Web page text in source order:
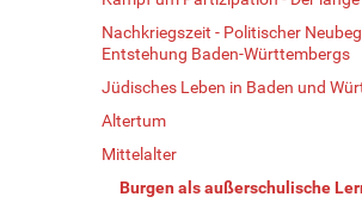
Nachkriegszeit - Politischer
Entstehung Baden-Württembergs
Jüdisches Leben in Baden und
Altertum
Mittelalter
Burgen als außerschulische